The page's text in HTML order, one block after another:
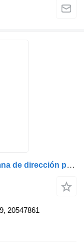
Coloană de Direcție 3980337 columna de dirección para Volvo – Coduri camión
20547861